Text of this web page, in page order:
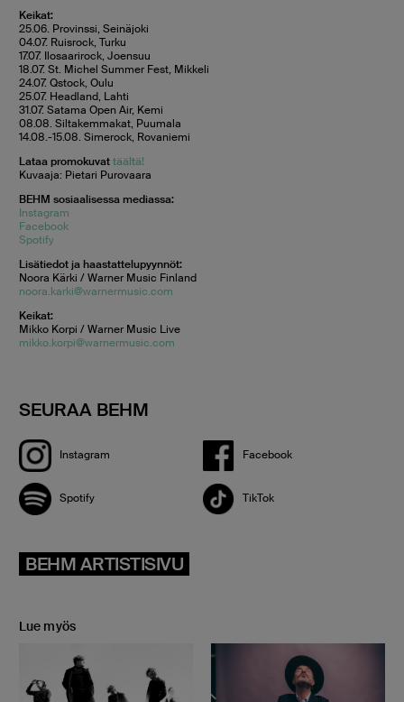
Keikat:
25.06. Provinssi, Seinäjoki
04.07. Ruisrock, Turku
17.07. Ilosaarirock, Joensuu
18.07. St. Michel Summer Fest, Mikkeli
24.07. Qstock, Oulu
25.07. Headland, Lahti
31.07. Satama Open Air, Kemi
08.08. Siltakemmakat, Puumala
14.08.-15.08. Simerock, Rovaniemi
Lataa promokuvattäältä!
Kuvaaja: Pietari Purovaara
BEHM sosiaalisessa mediassa:
Instagram
Facebook
Spotify
Lisätiedot ja haastattelupyynnöt:
Noora Kärki / Warner Music Finland
noora.karki@warnermusic.com
Keikat:
Mikko Korpi / Warner Music Live
mikko.korpi@warnermusic.com
SEURAA BEHM
Instagram Facebook
Spotify TikTok
BEHM ARTISTISIVU
Lue myös